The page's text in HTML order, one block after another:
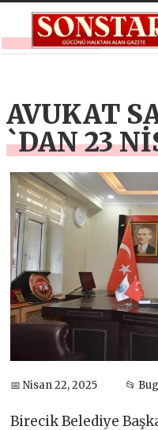
AVUKAT
`DAN 23
📅 Nisan 22, 2025 📂
Birecik Belediye